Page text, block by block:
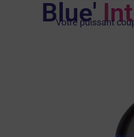
Blue'
Votre puissant